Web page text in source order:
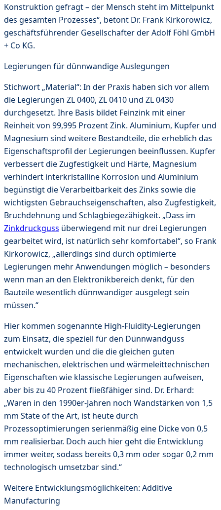
Konstruktion gefragt – der Mensch steht im Mittelpunkt
des gesamten Prozesses“, betont Dr. Frank Kirkorowicz,
geschäftsführender Gesellschafter der Adolf Föhl GmbH
+ Co KG.
Legierungen für dünnwandige Auslegungen
Stichwort „Material“: In der Praxis haben sich vor allem
die Legierungen ZL 0400, ZL 0410 und ZL 0430
durchgesetzt. Ihre Basis bildet Feinzink mit einer
Reinheit von 99,995 Prozent Zink. Aluminium, Kupfer und
Magnesium sind weitere Bestandteile, die erheblich das
Eigenschaftsprofil der Legierungen beeinflussen. Kupfer
verbessert die Zugfestigkeit und Härte, Magnesium
verhindert interkristalline Korrosion und Aluminium
begünstigt die Verarbeitbarkeit des Zinks sowie die
wichtigsten Gebrauchseigenschaften, also Zugfestigkeit,
Bruchdehnung und Schlagbiegezähigkeit. „Dass im
Zinkdruckguss überwiegend mit nur drei Legierungen
gearbeitet wird, ist natürlich sehr komfortabel“, so Frank
Kirkorowicz, „allerdings sind durch optimierte
Legierungen mehr Anwendungen möglich – besonders
wenn man an den Elektronikbereich denkt, für den
Bauteile wesentlich dünnwandiger ausgelegt sein
müssen.“
Hier kommen sogenannte High-Fluidity-Legierungen
zum Einsatz, die speziell für den Dünnwandguss
entwickelt wurden und die die gleichen guten
mechanischen, elektrischen und wärmeleittechnischen
Eigenschaften wie klassische Legierungen aufweisen,
aber bis zu 40 Prozent fließfähiger sind. Dr. Erhard:
„Waren in den 1990er-Jahren noch Wandstärken von 1,5
mm State of the Art, ist heute durch
Prozessoptimierungen serienmäßig eine Dicke von 0,5
mm realisierbar. Doch auch hier geht die Entwicklung
immer weiter, sodass bereits 0,3 mm oder sogar 0,2 mm
technologisch umsetzbar sind.“
Weitere Entwicklungsmöglichkeiten: Additive
Manufacturing